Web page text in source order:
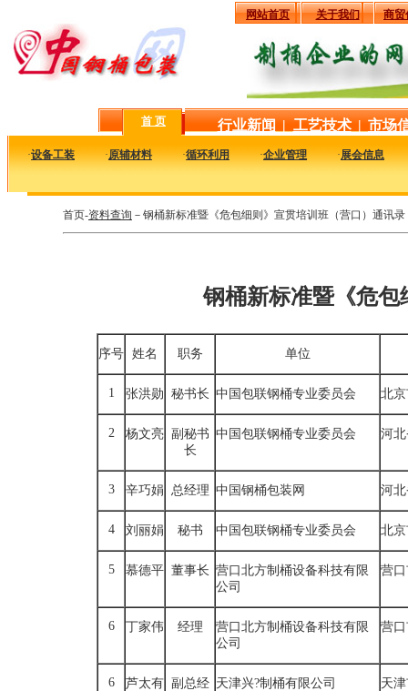
网站首页 关于我们 商贸
首 页 行业新闻 | 工艺技术 | 市场
·设备工装 ·原辅材料 ·循环利用 ·企业管理 ·展会信息
首页-资料查询 －钢桶新标准暨《危包细则》宣贯培训班（营口）通讯录
钢桶新标准暨《危
序号 姓名 职务 单位
1 张洪勋 秘书长 中国包联钢桶专业委员会 北
2 杨文亮 副秘书
长
中国包联钢桶专业委员会 河
3 辛巧娟 总经理 中国钢桶包装网 河
4 刘丽娟 秘书 中国包联钢桶专业委员会 北
5 慕德平 董事长 营口北方制桶设备科技有限
公司
营
6 丁家伟 经理
营口北方制桶设备科技有限
公司
营
6 芦太有 副总经 天津兴?制桶有限公司 天